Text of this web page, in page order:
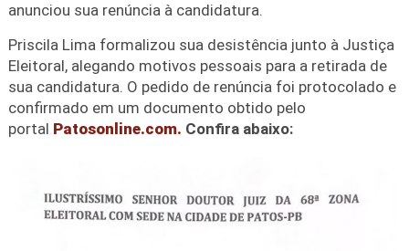
anunciou sua renúncia à candidatura.
Priscila Lima formalizou sua desistência junto à Justiça
Eleitoral, alegando motivos pessoais para a retirada de
sua candidatura. O pedido de renúncia foi protocolado e
confirmado em um documento obtido pelo
portal Patosonline.com. Confira abaixo: